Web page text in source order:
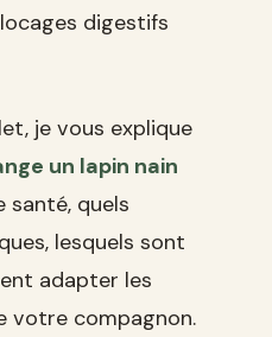
digestifs
je vous explique
un lapin nain
santé, quels
lesquels sont
adapter les
votre compagnon.